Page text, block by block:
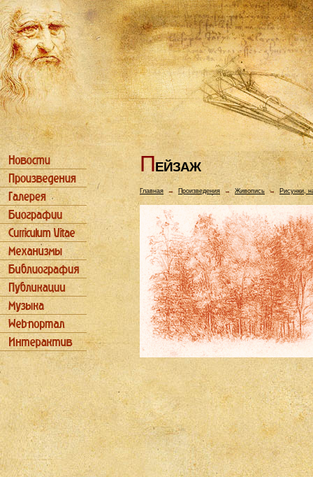
ПЕЙЗАЖ
Главная→ Произведения → Живопись → Рисунки,